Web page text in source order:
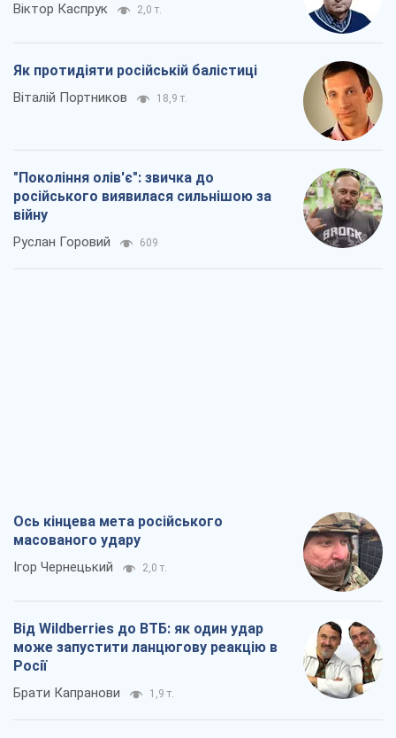
Віктор Каспрук 2,0 т.
Як протидіяти російській балістиці
Віталій Портников 18,9 т.
"Покоління олів'є": звичка до
російського виявилася сильнішою за
війну
Руслан Горовий 609
Ось кінцева мета російського
масованого удару
Ігор Чернецький 2,0 т.
Від Wildberries до ВТБ: як один удар
може запустити ланцюгову реакцію в
Росії
Брати Капранови 1,9 т.